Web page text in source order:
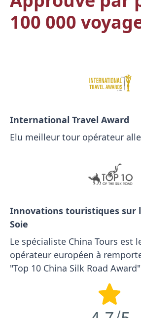
100 000
International Travel Award
Elu meilleur tour opérateur
Innovations touristiques sur
Soie
Le spécialiste China Tours est
opérateur européen à
"Top 10 China Silk Road